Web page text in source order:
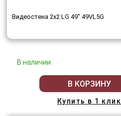
Видеостена 2x2 LG 49" 49VL5G
В наличии
В КОРЗИНУ
Купить в 1 клик